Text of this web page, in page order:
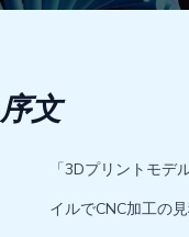
序文
「3Dプリントモデ
イルでCNC加工の